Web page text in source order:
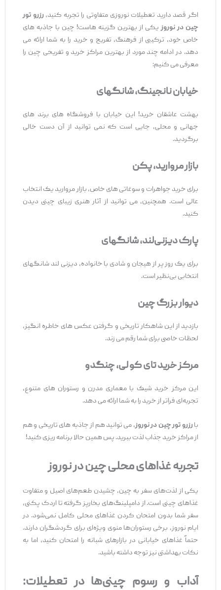
اگر قصد دارید تعطیلات نوروزی متفاوتی را تجربه کنید،رزرو تور
چین در نوروزیکی از بهترین گزینه‌ هاست! چین با جاذبه ‌های
خاص خود، ترکیبی از فرهنگ، تفریح و خرید را به شما ارائه می‌
دهد. در ادامه چند مورد از بهترین مراکز خرید و تفریحی چین را
معرفی می ‌کنیم:
خیابان نانجینگ، شانگهای
بهشت عاشقان خرید! این خیابان با فروشگاه ‌های برند های
جهانی و محلی، جایی است که نمی ‌توانید از آن دست خالی
برگردید.
بازار مروارید، پکن
برای خرید جواهرات و سوغاتی‌ های خاص، بازار مروارید یک انتخاب
عالی است. همچنین، می‌ توانید از آثار هنری زیبای چینی دیدن
کنید.
پارک دیزنی‌لند، شانگهای
برای یک روز پر از هیجان و شادی با خانواده، دیزنی ‌لند شانگهای
انتخابی بی‌نظیر است.
دیوار بزرگ چین
بازدید از این شاهکار تاریخی و گرفتن عکس ‌های خاطره ‌انگیز،
لحظات خاصی برای شما رقم می ‌زند.
مرکز خرید تای کو لی، چنگدو
این مرکز خرید شیک با معماری مدرن و رستوران‌ های متنوع،
تجربه‌ای فراتر از خرید را به شما ارائه می ‌دهد.
رزرو تور چین در نوروز، می ‌توانید هم از جاذبه ‌های تاریخی و هم
از مراکز خرید جذاب لذت ببرید. پس همین حالا برنامه‌ ریزی کنید!
تجربه غذاهای محلی چین در نوروز
یکی از لذت‌های سفر به چین، چشیدن طعم‌های اصیل و متفاوت
غذاهای چینی است. از دامپلینگ‌های بخارپز گرفته تا اردک پکنی،
سفر شما بدون امتحان کردن غذاهای محلی کامل نمی‌شود. در
ایام نوروز، برخی رستوران‌ها منوی ویژه‌ای برای گردشگران دارند.
حتماً غذاهای خیابانی در بازارهای شبانه را امتحان کنید، اما به
نکات بهداشتی نیز توجه داشته باشید.
آداب و رسوم چینی‌ها در تعطیلات: